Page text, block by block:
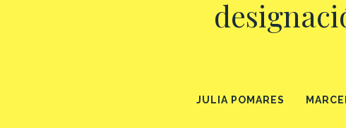
JULIA POMARES